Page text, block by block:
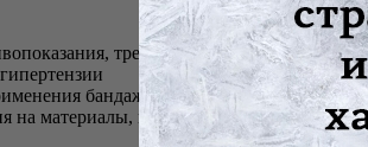
требуют консультации врача:
бандажа контактных дерматитов,
на материалы, из которых изготовлено